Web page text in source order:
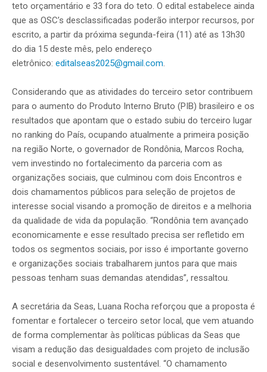
teto orçamentário e 33 fora do teto. O edital estabelece ainda
que as OSC’s desclassificadas poderão interpor recursos, por
escrito, a partir da próxima segunda-feira (11) até as 13h30
do dia 15 deste mês, pelo endereço
eletrônico: editalseas2025@gmail.com.
Considerando que as atividades do terceiro setor contribuem
para o aumento do Produto Interno Bruto (PIB) brasileiro e os
resultados que apontam que o estado subiu do terceiro lugar
no ranking do País, ocupando atualmente a primeira posição
na região Norte, o governador de Rondônia, Marcos Rocha,
vem investindo no fortalecimento da parceria com as
organizações sociais, que culminou com dois Encontros e
dois chamamentos públicos para seleção de projetos de
interesse social visando a promoção de direitos e a melhoria
da qualidade de vida da população. “Rondônia tem avançado
economicamente e esse resultado precisa ser refletido em
todos os segmentos sociais, por isso é importante governo
e organizações sociais trabalharem juntos para que mais
pessoas tenham suas demandas atendidas”, ressaltou.
A secretária da Seas, Luana Rocha reforçou que a proposta é
fomentar e fortalecer o terceiro setor local, que vem atuando
de forma complementar às políticas públicas da Seas que
visam a redução das desigualdades com projeto de inclusão
social e desenvolvimento sustentável. “O chamamento